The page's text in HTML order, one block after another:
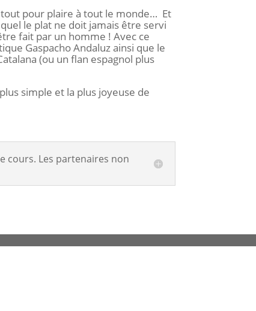
pour plaire à tout le monde… Et
le plat ne doit jamais être servi
fait par un homme ! Avec ce
Gaspacho Andaluz ainsi que le
(ou un flan espagnol plus
simple et la plus joyeuse de
cours. Les partenaires non